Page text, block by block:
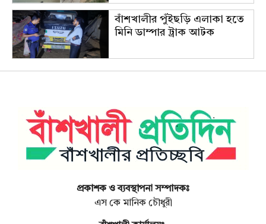
বাঁশখালীর পুঁইছড়ি এলাকা হতে
মিনি ডাম্পার ট্রাক আটক
প্রকাশক ও ব্যবস্থাপনা সম্পাদকঃ
এস কে মানিক চৌধুরী